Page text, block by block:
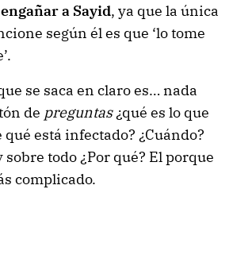
a Sayid, ya que la única
según él es que ‘lo tome
se saca en claro es… nada
de preguntas¿qué es lo que
está infectado? ¿Cuándo?
sobre todo ¿Por qué? El porque
complicado.